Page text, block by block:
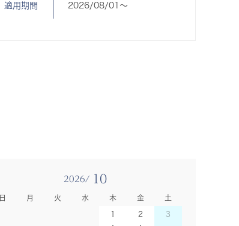
適用期間 2026/08/01〜
2026/ 10
日 月 火 水 木 金 土
1 2 3